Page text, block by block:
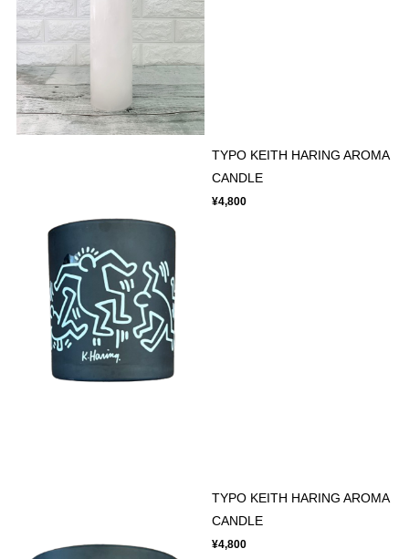
TYPO KEITH HARING AROMA
CANDLE
¥4,800
TYPO KEITH HARING AROMA
CANDLE
¥4,800